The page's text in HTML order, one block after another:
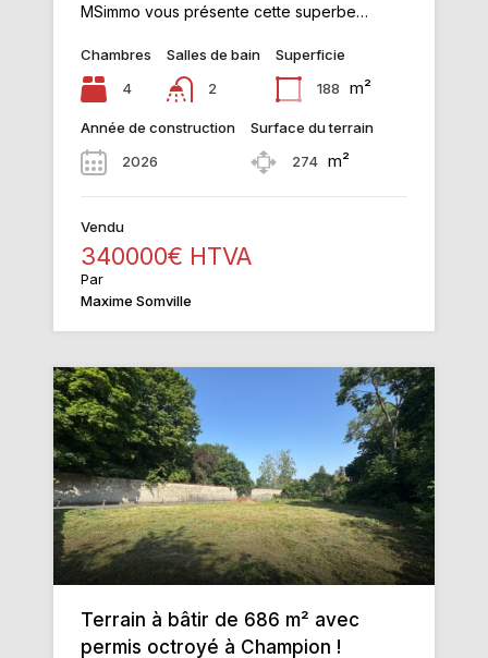
MSimmo vous présente cette superbe…
Chambres
4
Salles de bain
2
Superficie
188
m²
Année de construction
2026
Surface du terrain
274 m²
Vendu
340000€ HTVA
Par
Maxime Somville
Terrain à bâtir de 686 m² avec
permis octroyé à Champion !